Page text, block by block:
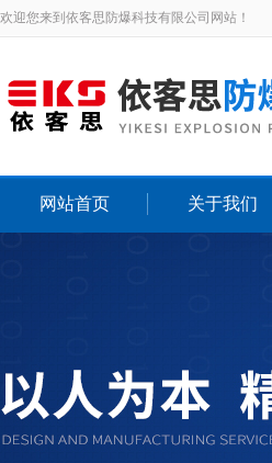
欢迎您来到依客思防爆科技有限公司网站！
网站首页 关于我们